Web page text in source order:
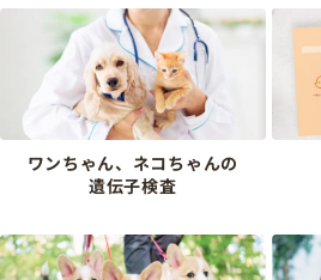
ワンちゃん、ネコちゃんの
遺伝子検査